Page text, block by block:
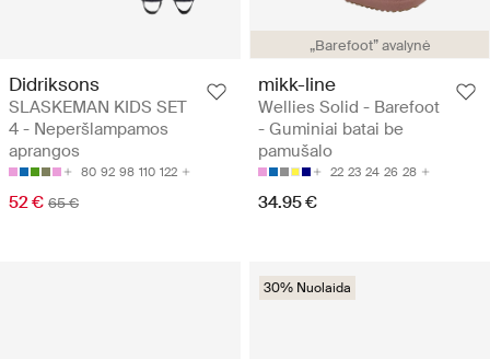
Didriksons
SLASKEMAN KIDS SET
4 - Neperšlampamos
aprangos
80 92 98 110 122
52 € 65 €
„Barefoot” avalynė
mikk-line
Wellies Solid - Barefoot
- Guminiai batai be
pamušalo
22 23 24 26 28
34.95 €
30% Nuolaida